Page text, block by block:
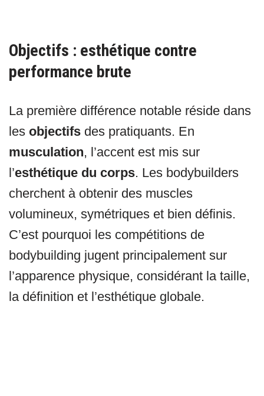
Objectifs : esthétique contre
performance brute
La première différence notable réside dans
les objectifs des pratiquants. En
musculation, l’accent est mis sur
l’esthétique du corps. Les bodybuilders
cherchent à obtenir des muscles
volumineux, symétriques et bien définis.
C’est pourquoi les compétitions de
bodybuilding jugent principalement sur
l’apparence physique, considérant la taille,
la définition et l’esthétique globale.